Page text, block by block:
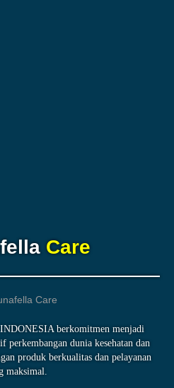
Care
berkomitmen menjadi
perkembangan dunia kesehatan dan
produk berkualitas dan pelayanan
maksimal.